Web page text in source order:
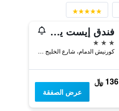
فندق إيست يارد الدمام
3 نجوم
كورنيش الدمام، شارع الخليج ص ب, الدمام, المملكة العربية السعودية
136 ﷼
عرض الصفقة